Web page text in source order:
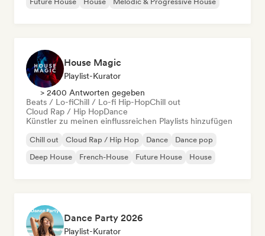
House Magic
Playlist-Kurator
> 2400 Antworten gegeben
Beats / Lo-fiChill / Lo-fi Hip-HopChill out
Cloud Rap / Hip HopDance
Künstler zu meinen einflussreichen Playlists hinzufügen
Chill out Cloud Rap / Hip Hop Dance
Dance pop
Deep House
French-House Future House House
Dance Party 2026
Playlist-Kurator